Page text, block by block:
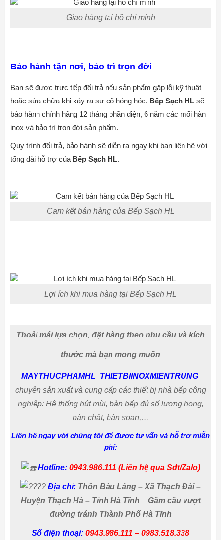
Giao hàng tại hồ chí minh
Bảo hành tận nơi, bảo trì trọn đời
Bạn sẽ được trực tiếp đổi trả nếu sản phẩm gặp lỗi kỹ thuật
hoặc sửa chữa khi xảy ra sự cố hỏng hóc. Bếp Sạch HL sẽ
bảo hành chính hãng 12 tháng phần điện, 6 năm các mối hàn
inox và bảo trì trọn đời sản phẩm.
Quy trình đổi trả, bảo hành sẽ diễn ra ngay khi bạn liên hệ với
tổng đài hỗ trợ của Bếp Sạch HL.
Cam kết bán hàng của Bếp Sạch HL
Lợi ích khi mua hàng tại Bếp Sạch HL
Thoải mái lựa chọn, đặt hàng theo nhu cầu và kích
thước mà bạn mong muốn
MAYTHUCPHAMHL THIETBIINOXMIENTRUNG
chuyên sản xuất và cung cấp các thiết bị nhà bếp công
nghiệp: Hệ thống hút mùi, bàn bếp đủ số lượng họng,
bàn chặt, bàn soạn,…
Liên hệ ngay với chúng tôi để được tư vấn và hỗ trợ miễn
phí:
Hotline: 0943.986.111 (Liên hệ qua Sđt/Zalo)
Địa chỉ: Thôn Bàu Láng – Xã Thạch Đài –
Huyện Thạch Hà – Tỉnh Hà Tĩnh _ Gầm cầu vượt
đường tránh Thành Phố Hà Tĩnh
Số điện thoại: 0943.986.111 – 0983.518.338